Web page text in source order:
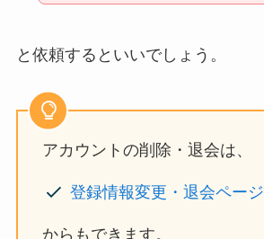
と依頼するといいでしょう。
アカウントの削除・退会は、
登録情報変更・退会ページ
からもできます。